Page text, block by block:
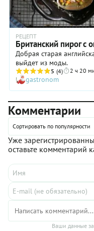
РЕЦЕПТ
Британский пирог с
Добрая старая
выйдет из моды.
5 (4) 2 ч 20
gastronom
Комментарии
Сортировать по популярности
Уже
оставьте комментарий
Ваши данные